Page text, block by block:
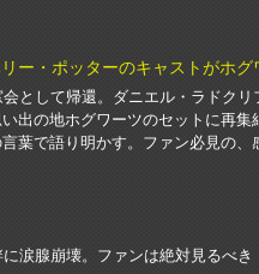
ー・ポッターのキャストがホグ
として帰還。ダニエル・ラドク
出の地ホグワーツのセットに再集
葉で語り明かす。ファン必見の
涙腺崩壊。ファンは絶対見るべき